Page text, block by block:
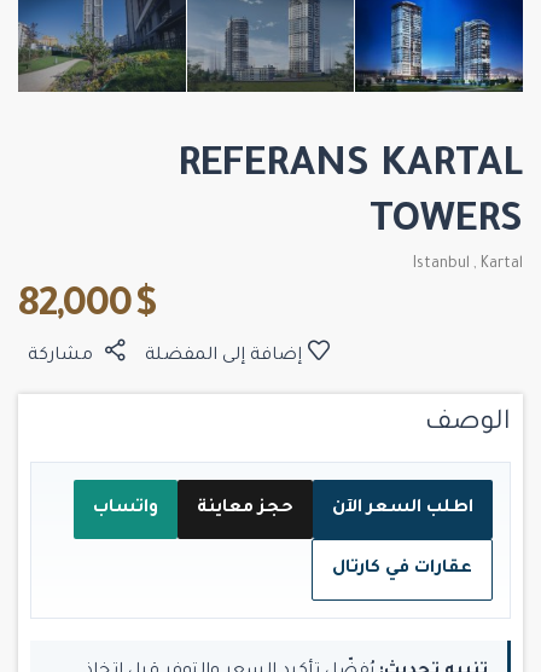
REFERANS KARTAL
TOWERS
Istanbul , Kartal
$ 82,000
مشاركة إضافة إلى المفضلة
الوصف
اطلب السعر الآن حجز معاينة واتساب
عقارات في كارتال